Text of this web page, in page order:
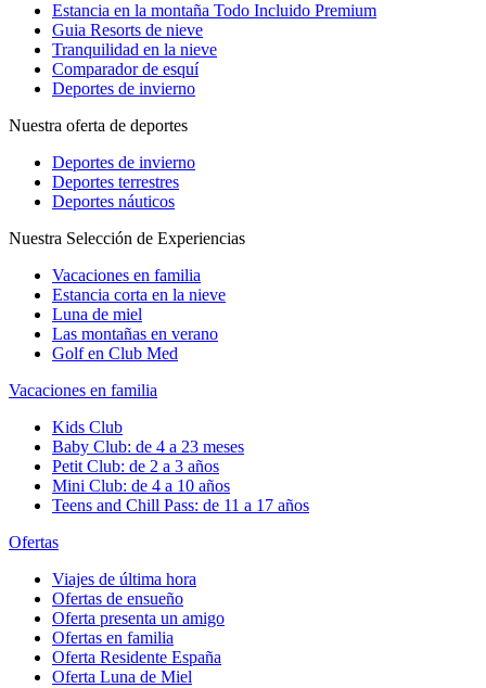
Estancia en la montaña Todo Incluido Premium
Guia Resorts de nieve
Tranquilidad en la nieve
Comparador de esquí
Deportes de invierno
Nuestra oferta de deportes
Deportes de invierno
Deportes terrestres
Deportes náuticos
Nuestra Selección de Experiencias
Vacaciones en familia
Estancia corta en la nieve
Luna de miel
Las montañas en verano
Golf en Club Med
Vacaciones en familia
Kids Club
Baby Club: de 4 a 23 meses
Petit Club: de 2 a 3 años
Mini Club: de 4 a 10 años
Teens and Chill Pass: de 11 a 17 años
Ofertas
Viajes de última hora
Ofertas de ensueño
Oferta presenta un amigo
Ofertas en familia
Oferta Residente España
Oferta Luna de Miel